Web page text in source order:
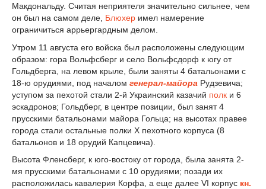
Макдональду. Считая неприятеля значительно сильнее, чем
он был на самом деле, Блюхер имел намерение
ограничиться аррьергардным делом.
Утром 11 августа его войска был расположены следующим
образом: гора Вольфсберг и село Вольфсдорф к югу от
Гольдберга, на левом крыле, были заняты 4 батальонами с
18-ю орудиями, под началом генерал-майора Рудзевича;
уступом за пехотой стали 2-й Украинский казачий полк и 6
эскадронов; Гольдберг, в центре позиции, был занят 4
прусскими батальонами майора Гольца; на высотах правее
города стали остальные полки X пехотного корпуса (8
батальонов и 18 орудий Капцевича).
Высота Фленсберг, к юго-востоку от города, была занята 2-
мя прусскими батальонами с 10 орудиями; позади их
расположилась кавалерия Корфа, а еще далее VI корпус кн.